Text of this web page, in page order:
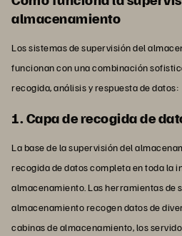
almacenamiento
Los sistemas de supervisión del
funcionan con una combinación
recogida, análisis y respuesta de datos:
1. Capa de recogida de
La base de la supervisión del
recogida de datos completa en toda la
almacenamiento. Las herramientas de
almacenamiento recogen datos de
cabinas de almacenamiento, los